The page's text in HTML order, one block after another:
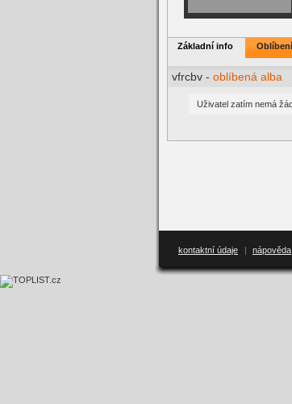
Základní info
vfrcbv - oblíbená alba
Uživatel zatím nemá
kontaktní údaje | nápověda